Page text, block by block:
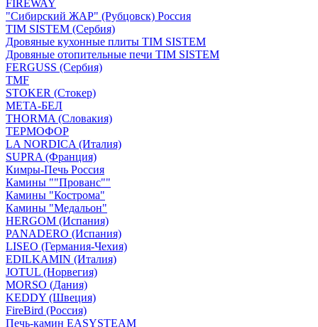
FIREWAY
"Сибирский ЖАР" (Рубцовск) Россия
TIM SISTEM (Сербия)
Дровяные кухонные плиты TIM SISTEM
Дровяные отопительные печи TIM SISTEM
FERGUSS (Сербия)
TMF
STOKER (Стокер)
МЕТА-БЕЛ
THORMA (Словакия)
ТЕРМОФОР
LA NORDICA (Италия)
SUPRA (Франция)
Кимры-Печь Россия
Камины ""Прованс""
Камины "Кострома"
Камины "Медальон"
HERGOM (Испания)
PANADERO (Испания)
LISEO (Германия-Чехия)
EDILKAMIN (Италия)
JOTUL (Норвегия)
MORSO (Дания)
KEDDY (Швеция)
FireBird (Россия)
Печь-камин EASYSTEAM